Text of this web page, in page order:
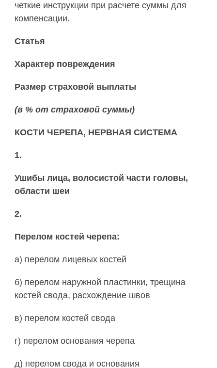
четкие инструкции при расчете суммы для
компенсации.
Ста­тья
Ха­рак­тер по­вре­ж­де­ния
Размер страховой выплаты
(в % от страховой суммы)
КОС­ТИ ЧЕ­РЕ­ПА, НЕРВ­НАЯ СИС­ТЕ­МА
1.
Ушибы лица, волосистой части головы,
области шеи
2.
Пе­ре­лом кос­тей че­ре­па:
а) перелом лицевых костей
б) пе­ре­лом на­руж­ной пла­стин­ки, тре­щи­на
кос­тей сво­да, рас­хо­ж­де­ние швов
в) пе­ре­лом костей сво­да
г) пе­ре­лом ос­но­ва­ния черепа
д) пе­ре­лом сво­да и ос­но­ва­ния